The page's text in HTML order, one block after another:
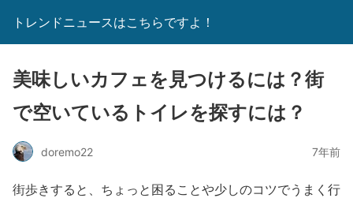
トレンドニュースはこちらですよ！
美味しいカフェを見つけるには？街
で空いているトイレを探すには？
doremo22 7年前
街歩きすると、ちょっと困ることや少しのコツでうまく行